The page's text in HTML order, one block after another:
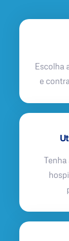
Escolha
e
Tenha